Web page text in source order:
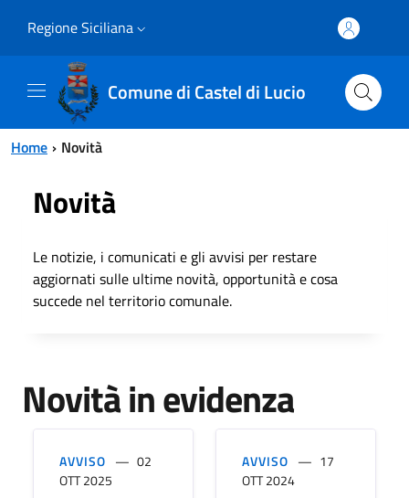
Regione Siciliana
Comune di Castel di Lucio
Home Novità
Novità
Le notizie, i comunicati e gli avvisi per restare
aggiornati sulle ultime novità, opportunità e cosa
succede nel territorio comunale.
Novità in evidenza
AVVISO
02
OTT 2025
AVVISO
17
OTT 2024